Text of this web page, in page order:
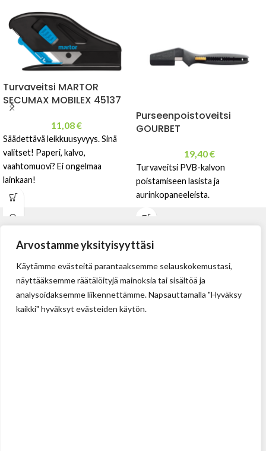
Arvostamme yksityisyyttäsi
Käytämme evästeitä parantaaksemme selauskokemustasi,
näyttääksemme räätälöityjä mainoksia tai sisältöä ja
analysoidaksemme liikennettämme. Napsauttamalla "Hyväksy
kaikki" hyväksyt evästeiden käytön.
Turvaveitsi MARTOR
SECUMAX MOBILEX 45137
11,08€
Säädettävä leikkuusyvyys. Sinä
valitset! Paperi, kalvo,
vaahtomuovi? Ei ongelmaa
lainkaan!
Purseenpoistoveitsi
GOURBET
19,40€
Turvaveitsi PVB-kalvon
poistamiseen lasista ja
aurinkopaneeleista.
Tehdas